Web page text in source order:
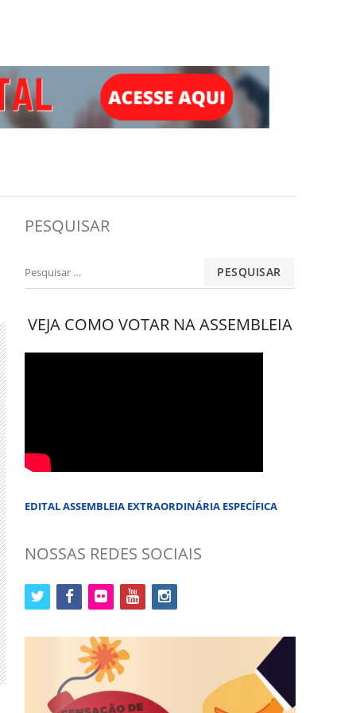
PESQUISAR
Pesquisar
VEJA COMO VOTAR NA ASSEMBLEIA
EDITAL ASSEMBLEIA EXTRAORDINÁRIA ESPECÍFICA
NOSSAS REDES SOCIAIS
twitterfacebook flickr youtube